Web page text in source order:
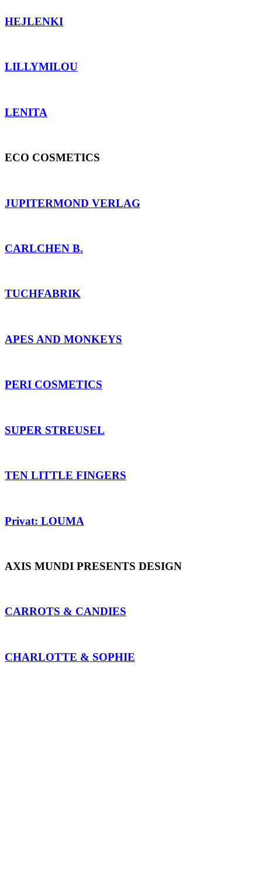
HEJLENKI
LILLYMILOU
LENITA
ECO COSMETICS
JUPITERMOND VERLAG
CARLCHEN B.
TUCHFABRIK
APES AND MONKEYS
PERI COSMETICS
SUPER STREUSEL
TEN LITTLE FINGERS
Privat: LOUMA
AXIS MUNDI PRESENTS DESIGN
CARROTS & CANDIES
CHARLOTTE & SOPHIE